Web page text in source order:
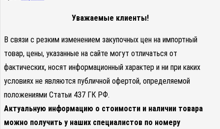
Уважаемые клиенты!
В связи с резким изменением закупочных цен на импортный
товар, цены, указанные на сайте могут отличаться от
фактических, носят информационный характер и ни при каких
условиях не являются публичной офертой, определяемой
положениями Статьи 437 ГК РФ.
Актуальную информацию о стоимости и наличии товара
можно получить у наших специалистов по номеру